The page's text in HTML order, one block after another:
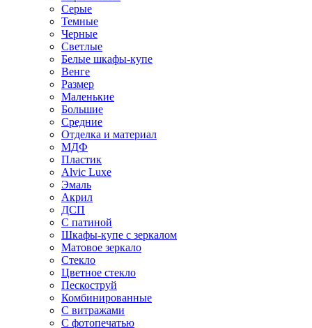
Серые
Темные
Черные
Светлые
Белые шкафы-купе
Венге
Размер
Маленькие
Большие
Средние
Отделка и материал
МДФ
Пластик
Alvic Luxe
Эмаль
Акрил
ДСП
С патиной
Шкафы-купе с зеркалом
Матовое зеркало
Стекло
Цветное стекло
Пескоструй
Комбинированные
С витражами
С фотопечатью